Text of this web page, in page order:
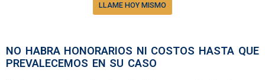
LLAME HOY MISMO
NO HABRA HONORARIOS NI COSTOS HASTA QUE
PREVALECEMOS EN SU CASO